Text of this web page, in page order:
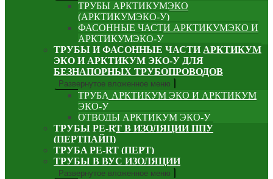
ТРУБЫ АРКТИКУМЭКО
(АРКТИКУМЭКО-У)
ФАСОННЫЕ ЧАСТИ АРКТИКУМЭКО И
АРКТИКУМЭКО-У
ТРУБЫ И ФАСОННЫЕ ЧАСТИ АРКТИКУМ
ЭКО И АРКТИКУМ ЭКО-У ДЛЯ
БЕЗНАПОРНЫХ ТРУБОПРОВОДОВ
Развернутое вложенное меню
ТРУБА АРКТИКУМ ЭКО И АРКТИКУМ
ЭКО-У
ОТВОДЫ АРКТИКУМ ЭКО-У
ТРУБЫ PE-RT В ИЗОЛЯЦИИ ППУ
(ПЕРТПАЙП)
⁠ТРУБA PE-RT (ПЕРТ)
ТРУБЫ В ВУС ИЗОЛЯЦИИ
Развернутое вложенное меню